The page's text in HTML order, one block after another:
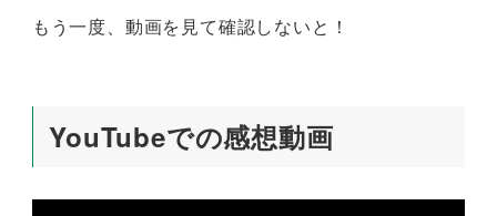
もう一度、動画を見て確認しないと！
YouTubeでの感想動画